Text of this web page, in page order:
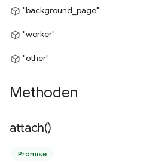
"background_page"
"worker"
"other"
Methoden
attach()
Promise